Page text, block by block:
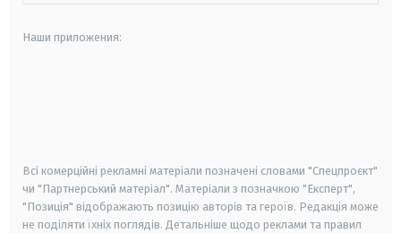
Наши приложения:
Всі комерційні рекламні матеріали позначені словами "Спецпроєкт"
чи "Партнерський матеріал". Матеріали з позначкою "Експерт",
"Позиція" відображають позицію авторів та героїв. Редакція може
не поділяти їхніх поглядів. Детальніше щодо реклами та правил